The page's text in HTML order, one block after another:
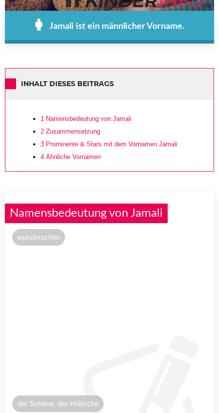
Jamali ist ein männlicher Vorname.
INHALT DIESES BEITRAGS
1 Namensbedeutung von Jamali
2 Zusammensetzung
3 Prominente & Stars mit dem Vornamen Jamali
4 Ähnliche Vornamen
Namensbedeutung von Jamali
wunderschön
der Schöne, der Hübsche